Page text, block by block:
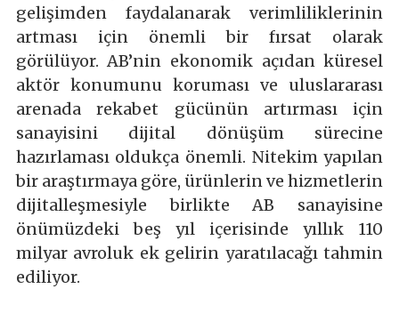
gelişimden faydalanarak verimliliklerinin
artması için önemli bir fırsat olarak
görülüyor. AB’nin ekonomik açıdan küresel
aktör konumunu koruması ve uluslararası
arenada rekabet gücünün artırması için
sanayisini dijital dönüşüm sürecine
hazırlaması oldukça önemli. Nitekim yapılan
bir araştırmaya göre, ürünlerin ve hizmetlerin
dijitalleşmesiyle birlikte AB sanayisine
önümüzdeki beş yıl içerisinde yıllık 110
milyar avroluk ek gelirin yaratılacağı tahmin
ediliyor.